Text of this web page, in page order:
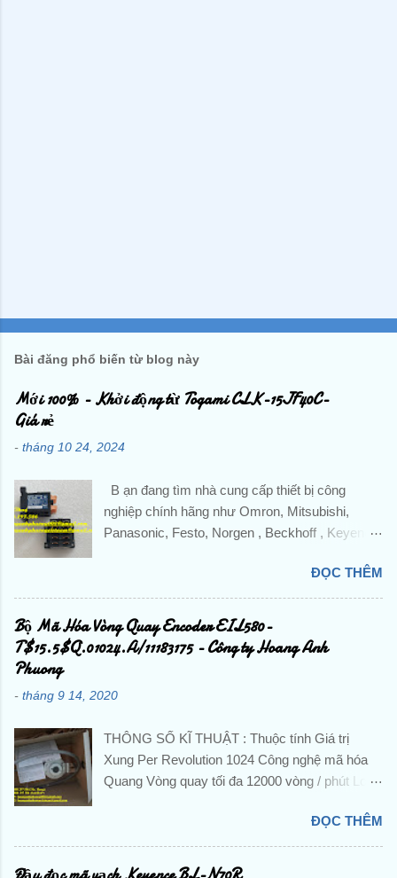
Bài đăng phổ biến từ blog này
Mới 100% - Khởi động từ Togami CLK-15JF40C-
Giá rẻ
- tháng 10 24, 2024
B ạn đang tìm nhà cung cấp thiết bị công
nghiệp chính hãng như Omron, Mitsubishi,
Panasonic, Festo, Norgen , Beckhoff , Keyence
máy? Liên hệ trực tiếp với Công ty TNHH
Hoàng Anh Phương để được hỗ trợ và báo giá
chi tiết . ☘️ Ms. Nguyễn Thuý ☘️ : Điện thoại :
0888.297.586 Hotline: 0906.367.585 Email 1 :
hoanganhphuong008@gmail.com Email 2:
hoanganhphuong.com CÔNG TY TNHH
Khu đô thị TTHC TP Dĩ An, KP. Nhị Đồng 2, P.
Dĩ An, TP. Dĩ An, Tỉnh Bình Dương, Việt Nam
Tu Dong Hoa, DienTu, Thiet Bi Dien, Gia Re,
Chinh Hang, Nhap Khau, Gia Tot, PLC, BienTan,
Cam Bien, Sensor, Bo Dieu Khien, Dong Co,
Servo, Bo Giam Toc, Dau Do, Khoi Mo Rong,
Role, Khoi Dong Tu, Bo Mach, Contactor, CB,
ĐỌC THÊM
Bộ Mã Hóa Vòng Quay Encoder EIL580-
T$15.5$Q.01024.A/11183175 - Công ty Hoang Anh
Phuong
- tháng 9 14, 2020
THÔNG SỐ KĨ THUẬT : Thuộc tính Giá trị
Xung Per Revolution 1024 Công nghệ mã hóa
Quang Vòng quay tối đa 12000 vòng / phút Loại
Cung cấp hiệu điện thế 8 → 30 V dc Đường
kính trục 10 mm Đánh giá IP IP65 Chiều rộng
tổng thể 58 Dia.mm Nhiệt độ hoạt động tối thiểu
ĐỌC THÊM